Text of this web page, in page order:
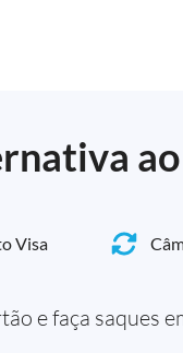
Visa
e faça saques